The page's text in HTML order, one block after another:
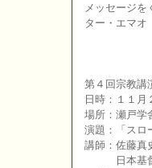
メッセージ
ター・エマオ
第４回宗教講
日時：１１
場所：瀬戸
演題：「スロ
講師：佐藤真
日本基督